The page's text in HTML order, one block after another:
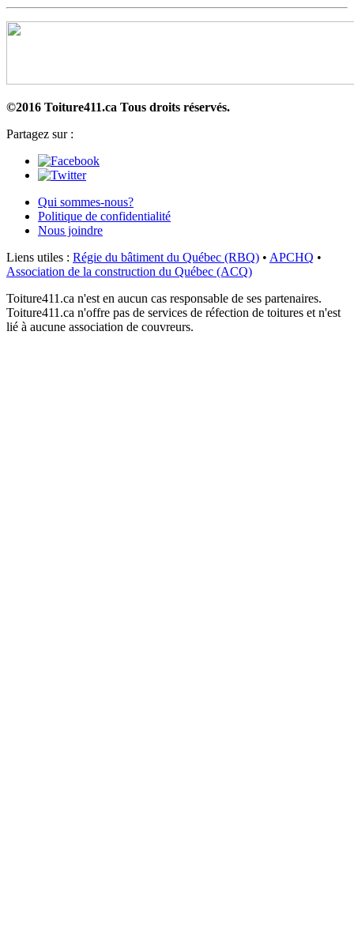
©2016 Toiture411.ca Tous droits réservés.
Partagez sur :
Qui sommes-nous?
Politique de confidentialité
Nous joindre
Liens utiles : Régie du bâtiment du Québec (RBQ) • APCHQ •
Association de la construction du Québec (ACQ)
Toiture411.ca n'est en aucun cas responsable de ses partenaires.
Toiture411.ca n'offre pas de services de réfection de toitures et n'est
lié à aucune association de couvreurs.